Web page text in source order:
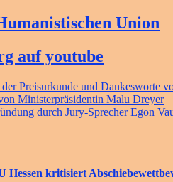
Union
auf youtube
Preisurkunde und Dankesworte
Ministerpräsidentin Malu Dreyer
durch Jury-Sprecher Egon
Hessen kritisiert